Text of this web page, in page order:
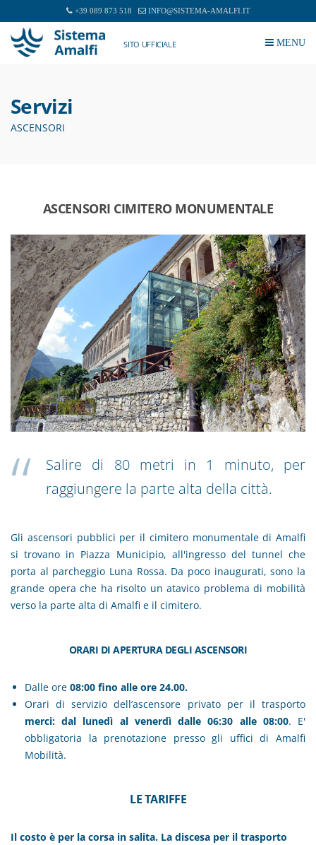
+39 089 873 518 INFO@SISTEMA-AMALFI.IT
SITO UFFICIALE MENU
Servizi
ASCENSORI
ASCENSORI CIMITERO MONUMENTALE
Salire di 80 metri in 1 minuto, per
raggiungere la parte alta della città.
Gli ascensori pubblici per il cimitero monumentale di Amalfi
si trovano in Piazza Municipio, all'ingresso del tunnel che
porta al parcheggio Luna Rossa. Da poco inaugurati, sono la
grande opera che ha risolto un atavico problema di mobilità
verso la parte alta di Amalfi e il cimitero.
ORARI DI APERTURA DEGLI ASCENSORI
Dalle ore 08:00 fino alle ore 24.00.
Orari di servizio dell’ascensore privato per il trasporto
merci: dal lunedì al venerdì dalle 06:30 alle 08:00. E'
obbligatoria la prenotazione presso gli uffici di Amalfi
Mobilità.
LE TARIFFE
Il costo è per la corsa in salita. La discesa per il trasporto